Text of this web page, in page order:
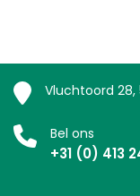
Vluchtoord 28,
Bel ons
+31 (0) 413